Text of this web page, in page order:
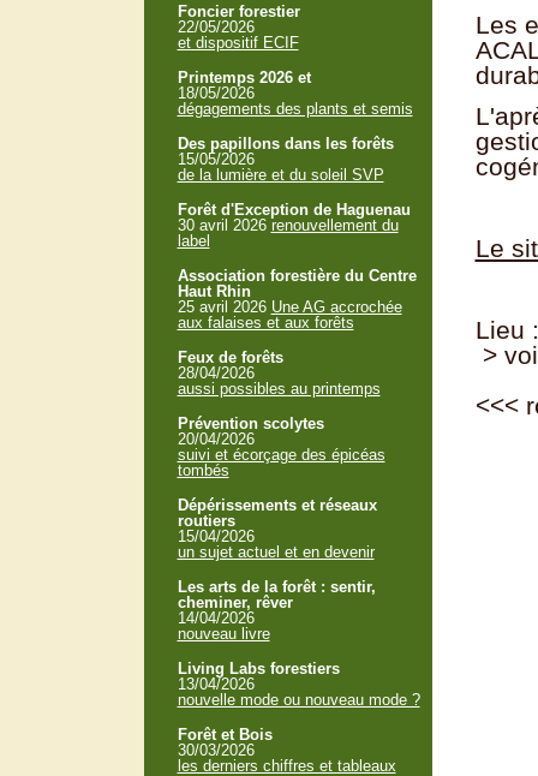
Les
Le
Lieu
>
<<<
Foncier forestier
22/05/2026
et dispositif ECIF
Printemps 2026 et
18/05/2026
dégagements des plants et semis
Des papillons dans les forêts
15/05/2026
de la lumière et du soleil SVP
Forêt d'Exception de Haguenau
30 avril 2026 renouvellement du
label
Association forestière du Centre
Haut Rhin
25 avril 2026 Une AG accrochée
aux falaises et aux forêts
Feux de forêts
28/04/2026
aussi possibles au printemps
Prévention scolytes
20/04/2026
suivi et écorçage des épicéas
tombés
Dépérissements et réseaux
routiers
15/04/2026
un sujet actuel et en devenir
Les arts de la forêt : sentir,
cheminer, rêver
14/04/2026
nouveau livre
Living Labs forestiers
13/04/2026
nouvelle mode ou nouveau mode ?
Forêt et Bois
30/03/2026
les derniers chiffres et tableaux